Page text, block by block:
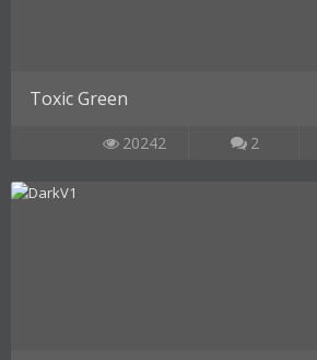
Toxic Green
20242 2